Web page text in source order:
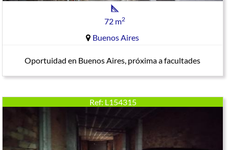
72 m2
Buenos Aires
Oportuidad en Buenos Aires, próxima a facultades
Ref: L154315